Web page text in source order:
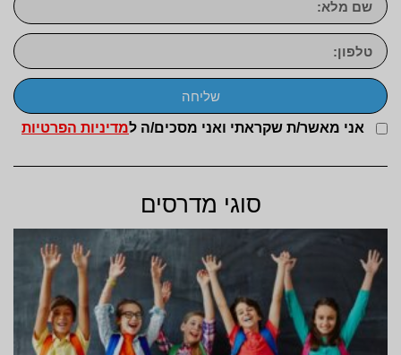
אני מאשר/ת שקראתי ואני מסכים/ה למדיניות הפרטיות
שליחה
סוגי מדרסים